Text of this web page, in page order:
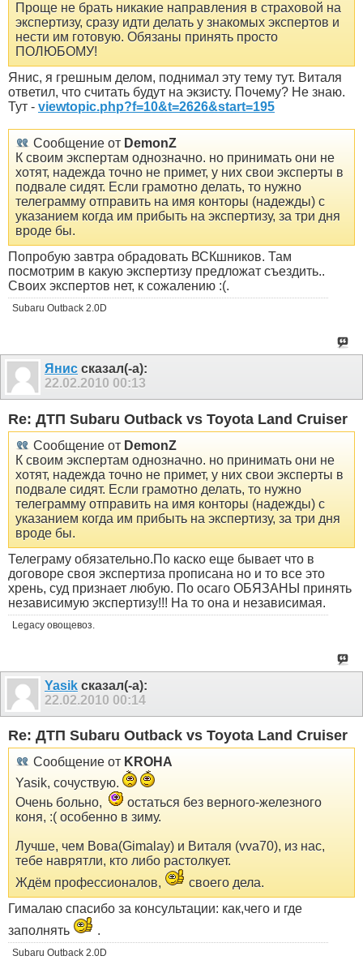
Проще не брать никакие направления в страховой на
экспертизу, сразу идти делать у знакомых экспертов и
нести им готовую. Обязаны принять просто
ПОЛЮБОМУ!
Янис, я грешным делом, поднимал эту тему тут. Виталя
ответил, что считать будут на экзисту. Почему? Не знаю.
Тут - viewtopic.php?f=10&t=2626&start=195
Сообщение от DemonZ
К своим экспертам однозначно. но принимать они не
хотят, надежда точно не примет, у них свои эксперты в
подвале сидят. Если грамотно делать, то нужно
телеграмму отправить на имя конторы (надежды) с
указанием когда им прибыть на экспертизу, за три дня
вроде бы.
Попробую завтра обрадовать ВСКшников. Там
посмотрим в какую экспертизу предложат съездить..
Своих экспертов нет, к сожалению :(.
Subaru Outback 2.0D
Янис сказал(-а):
22.02.2010 00:13
Re: ДТП Subaru Outback vs Toyota Land Cruiser
Сообщение от DemonZ
К своим экспертам однозначно. но принимать они не
хотят, надежда точно не примет, у них свои эксперты в
подвале сидят. Если грамотно делать, то нужно
телеграмму отправить на имя конторы (надежды) с
указанием когда им прибыть на экспертизу, за три дня
вроде бы.
Телеграму обязательно.По каско еще бывает что в
договоре своя экспертиза прописана но и то все это
хрень, суд признает любую. По осаго ОБЯЗАНЫ принять
независимую экспертизу!!! На то она и независимая.
Legacy овощевоз.
Yasik сказал(-а):
22.02.2010 00:14
Re: ДТП Subaru Outback vs Toyota Land Cruiser
Сообщение от KROHA
Yasik, сочуствую.
Очень больно,
остаться без верного-железного
коня, :( особенно в зиму.
Лучше, чем Вова(Gimalay) и Виталя (vva70), из нас,
тебе наврятли, кто либо растолкует.
Ждём профессионалов,
своего дела.
Гималаю спасибо за консультации: как,чего и где
заполнять
.
Subaru Outback 2.0D